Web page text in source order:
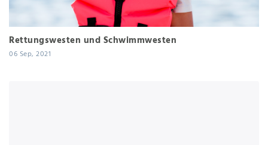
Rettungswesten und Schwimmwesten
06 Sep, 2021